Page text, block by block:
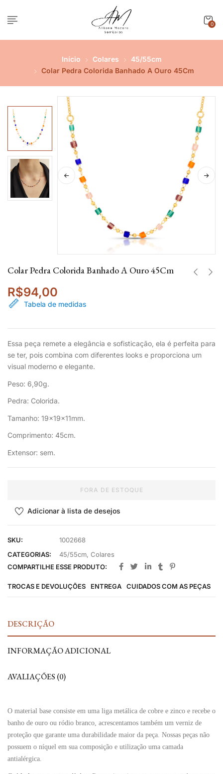
0
Início Colares
45/55cm
Colar Pedra Colorida Banhado A Ouro 45Cm
Colar Pedra Colorida Banhado A Ouro 45Cm
R$94,00
Tabela de medidas
Essa peça remete a elegância e sofisticação, ela é perfeita para
se ter, pois combina com diferentes looks e proporciona um
visual moderno e elegante.
Peso: 6,90g.
Pedra: Colorida.
Tamanho: 19x19x11mm.
Comprimento: 45cm.
Extensor: sem.
FORA DE ESTOQUE
Adicionar à lista de desejos
SKU:
1002668
CATEGORIAS:
45/55cm, Colares
COMPARTILHE ESSE PRODUTO:
TROCAS E DEVOLUÇÕES ENTREGA CUIDADOS COM AS PEÇAS
DESCRIÇÃO
INFORMAÇÃO ADICIONAL
AVALIAÇÕES (0)
O material base consiste em uma liga metálica de cobre e zinco e recebe o
banho de ouro ou ródio branco, acrescentamos também um verniz de
proteção que garante uma durabilidade maior da peça. Nossas peças não
possuem o níquel em sua composição e utilização uma camada
antialérgica.